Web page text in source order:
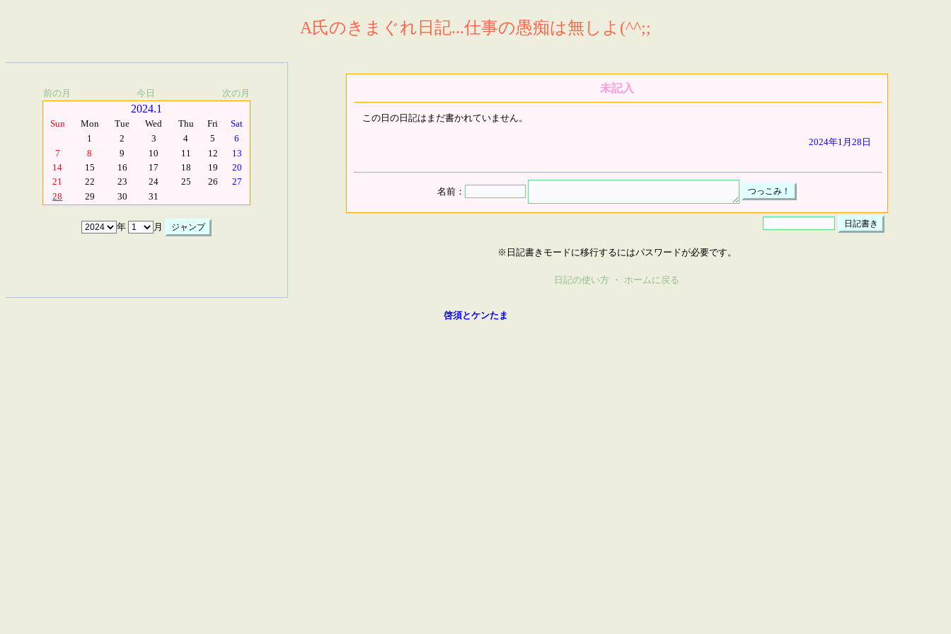
A氏のきまぐれ日記...仕事の愚痴は無しよ(^^;;
前の月 今日 次の月
2024.1
Sun Mon Tue Wed Thu Fri
Sat
1
2 3 4 5
6
7
8 9 10 11 12
13
14
15 16 17 18 19
20
21
22 23 24 25 26
27
28
29 30 31
年 月
未記入
この日の日記はまだ書かれていません。
2024年1月28日
名前：
※日記書きモードに移行するにはパスワードが必要です。
日記の使い方 ・ ホームに戻る
啓須とケンたま